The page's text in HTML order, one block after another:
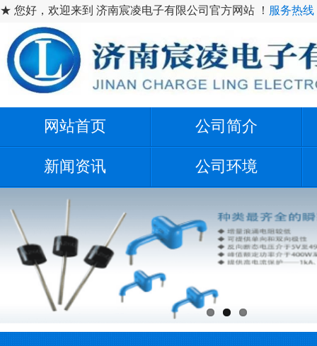
★ 您好，欢迎来到 济南宸凌电子有限公司官方网站 ！ 服务热线
网站首页 公司简介
新闻资讯 公司环境